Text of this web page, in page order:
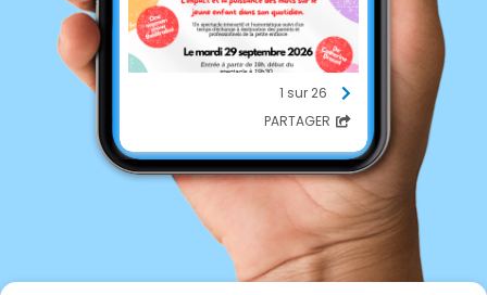
1 sur 26
PARTAGER